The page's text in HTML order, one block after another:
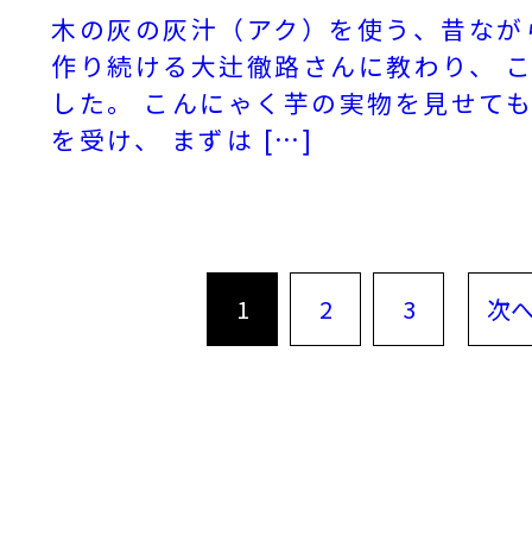
木の灰の灰汁（アク）を使う、昔な
作り続ける大辻徹路さんに教わり、
した。 こんにゃく芋の実物を見せて
を受け、 まずは […]
1 2 3 次